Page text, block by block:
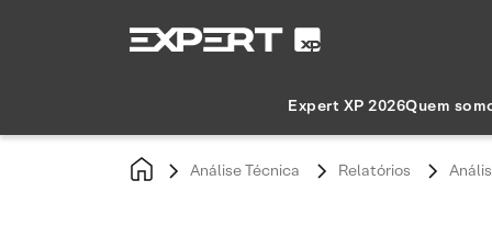
Expert XP 2026Quem
Análise Técnica Relatórios